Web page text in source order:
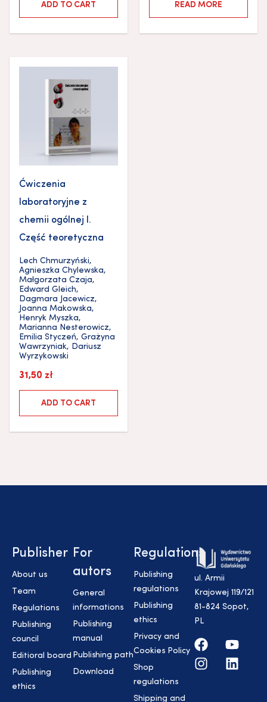
ADD TO CART READ MORE
Ćwiczenia
laboratoryjne z
chemii ogólnej I.
Część teoretyczna
Lech Chmurzyński,
Agnieszka Chylewska,
Małgorzata Czaja,
Edward Gleich,
Dagmara Jacewicz,
Joanna Makowska,
Henryk Myszka,
Marianna Nesterowicz,
Emilia Styczeń, Grażyna
Wawrzyniak, Dariusz
Wyrzykowski
31,50 zł
ADD TO CART
Publisher
About us
Team
Regulations
Publishing
council
Editioral board
Publishing
ethics
For
autors
General
informations
Publishing
manual
Publishing path
Download
Regulations
Publishing
regulations
Publishing
ethics
Privacy and
Cookies Policy
Shop
regulations
Shipping and
ul. Armii
Krajowej 119/121
81-824 Sopot,
PL